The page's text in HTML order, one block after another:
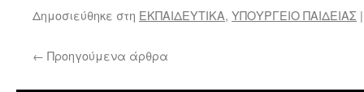
Δημοσιεύθηκε στη ΕΚΠΑΙΔΕΥΤΙΚΑ, ΥΠΟΥΡΓΕΙΟ ΠΑΙΔΕΙΑΣ |
← Προηγούμενα άρθρα